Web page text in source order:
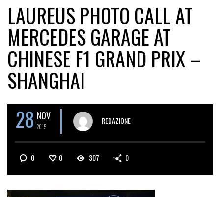
LAUREUS PHOTO CALL AT
MERCEDES GARAGE AT
CHINESE F1 GRAND PRIX –
SHANGHAI
28 NOV
2015
REDAZIONE
0 0 307 0